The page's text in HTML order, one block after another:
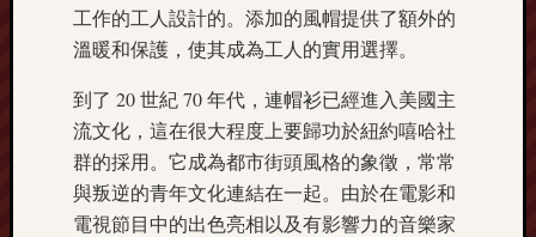
工作的工人設計的。添加的風帽提供了額外的
溫暖和保護，使其成為工人的實用選擇。
到了 20 世紀 70 年代，連帽衫已經進入美國主
流文化，這在很大程度上要歸功於紐約嘻哈社
群的採用。它成為都市街頭風格的象徵，常常
與叛逆的青年文化連結在一起。由於在電影和
電視節目中的出色亮相以及有影響力的音樂家